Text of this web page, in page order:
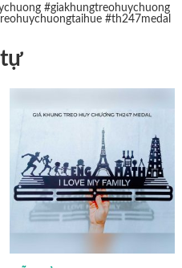
#giakhungtreohuychuong
#th247medal